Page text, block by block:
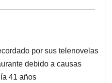
por sus telenovelas
debido a causas
41 años